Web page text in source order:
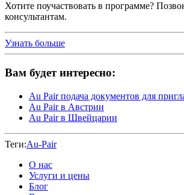
Хотите поучаствовать в программе?
консультантам.
Узнать больше
Вам будет интересно:
Au Pair подача документов для
Au Pair в Австрии
Au Pair в Швейцарии
Теги:Au-Pair
О нас
Услуги и цены
Блог